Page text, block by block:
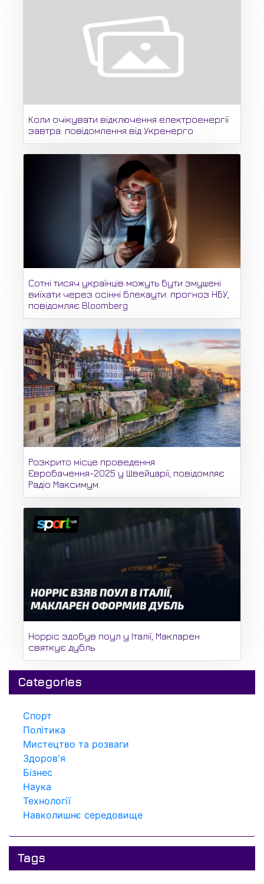
Коли очікувати відключення електроенергії
завтра: повідомлення від Укренерго
Сотні тисяч українців можуть бути змушені
виїхати через осінні блекаути: прогноз НБУ,
повідомляє Bloomberg
Розкрито місце проведення
Євробачення-2025 у Швейцарії, повідомляє
Радіо Максимум.
Норріс здобув поул у Італії, Макларен
святкує дубль
Categories
Спорт
Політика
Мистецтво та розваги
Здоров'я
Бізнес
Наука
Технології
Навколишнє середовище
Tags